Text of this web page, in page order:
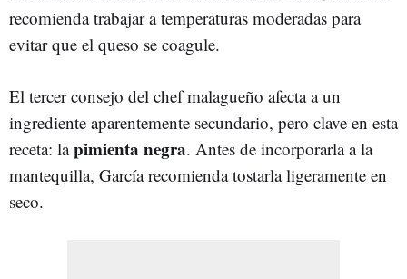
recomienda trabajar a temperaturas moderadas para
evitar que el queso se coagule.
El tercer consejo del chef malagueño afecta a un
ingrediente aparentemente secundario, pero clave en esta
receta: lapimienta negra. Antes de incorporarla a la
mantequilla, García recomienda tostarla ligeramente en
seco.